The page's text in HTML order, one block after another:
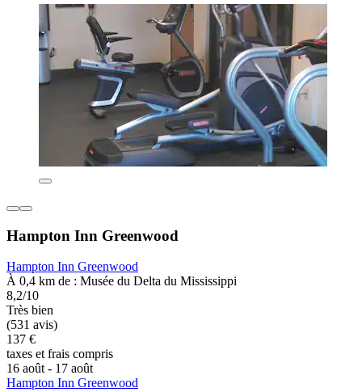
Hampton Inn Greenwood
Hampton Inn Greenwood
À 0,4 km de : Musée du Delta du Mississippi
8,2/10
Très bien
(531 avis)
137 €
taxes et frais compris
16 août - 17 août
Hampton Inn Greenwood